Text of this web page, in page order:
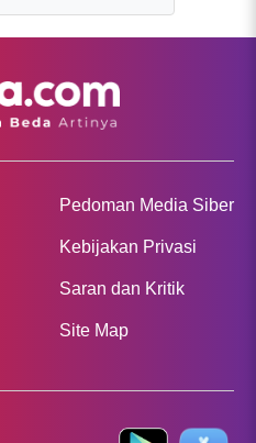
Pedoman Media Siber
Kebijakan Privasi
Saran dan Kritik
Site Map